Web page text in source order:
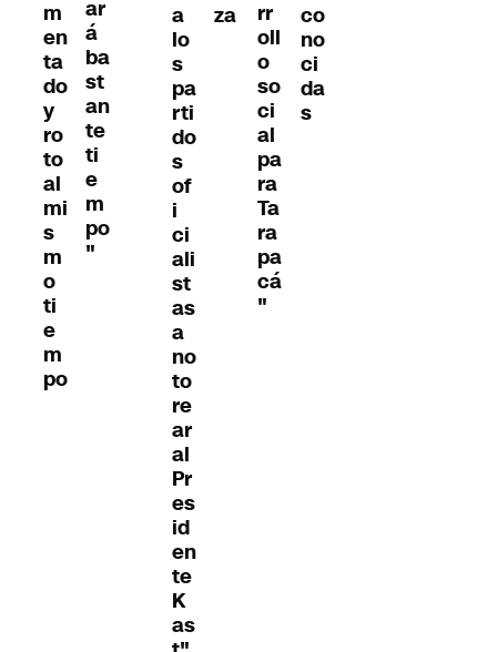
m
en
ta
do
y
ro
to
al
mi
s
m
o
ti
e
m
po
ar
á
ba
st
an
te
ti
e
m
po
"
a
lo
s
pa
rti
do
s
of
i
ci
ali
st
as
a
no
to
re
ar
al
Pr
es
id
en
te
K
as
za
rr
oll
o
so
ci
al
pa
ra
Ta
ra
pa
cá
"
co
no
ci
da
s